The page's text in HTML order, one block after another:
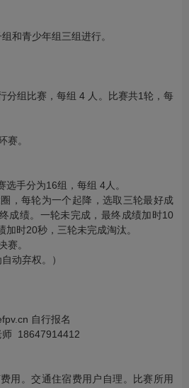
和青少年组三组进行。
分组比赛，每组 4 人。比赛共1轮，每
赛。
手分为16组，每组 4人。
，每轮为一个起降，选取三轮最好成
成绩。一轮未完成，最终成绩加时10
时20秒，三轮未完成淘汰。
赛。
动弃权。）
自行报名
师 18647914412
。交通住宿费用户自理。比赛所用